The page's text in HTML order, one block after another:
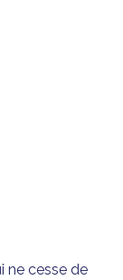
ne cesse de